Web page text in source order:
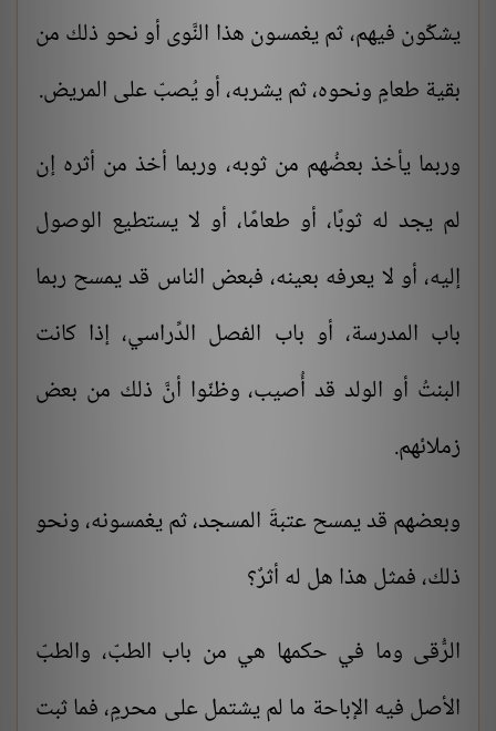
يشكّون فيهم، ثم يغمسون هذا النَّوى أو نحو ذلك من
بقية طعامٍ ونحوه، ثم يشربه، أو يُصبّ على المريض.
وربما يأخذ بعضُهم من ثوبه، وربما أخذ من أثره إن
لم يجد له ثوبًا، أو طعامًا، أو لا يستطيع الوصول
إليه، أو لا يعرفه بعينه، فبعض الناس قد يمسح ربما
باب المدرسة، أو باب الفصل الدِّراسي، إذا كانت
البنتُ أو الولد قد أُصيب، وظنّوا أنَّ ذلك من بعض
زملائهم.
وبعضهم قد يمسح عتبةَ المسجد، ثم يغمسونه، ونحو
ذلك، فمثل هذا هل له أثرٌ؟
الرُّقى وما في حكمها هي من باب الطبّ، والطبّ
الأصل فيه الإباحة ما لم يشتمل على محرمٍ، فما ثبت